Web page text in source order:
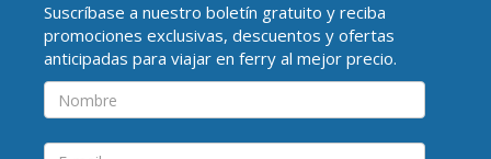
Suscríbase a nuestro boletín gratuito y reciba
promociones exclusivas, descuentos y ofertas
anticipadas para viajar en ferry al mejor precio.